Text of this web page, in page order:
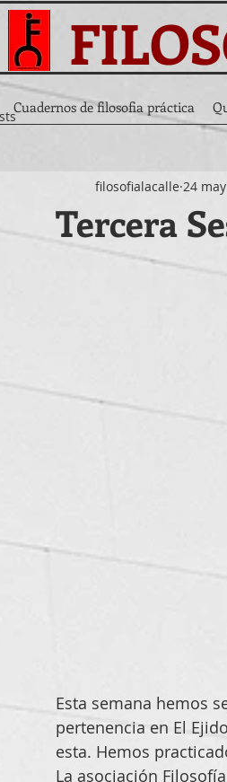
Tercera
filosofialacalle 24
Esta semana hemos
pertenencia en El
esta. Hemos
La asociación
Cuadernos de filosofia práctica